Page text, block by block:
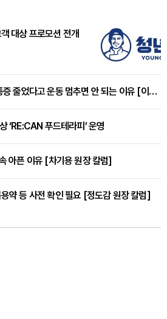
대상 프로모션 전개
팔 들기 어려운 오십견, 통증 줄었다고 운동 멈추면 안 되는 이유 [이병욱 원장 칼럼]
‘RE:CAN 푸드테라피’ 운영
아픈 이유 [차기용 원장 칼럼]
약 등 사전 확인 필요 [정도감 원장 칼럼]